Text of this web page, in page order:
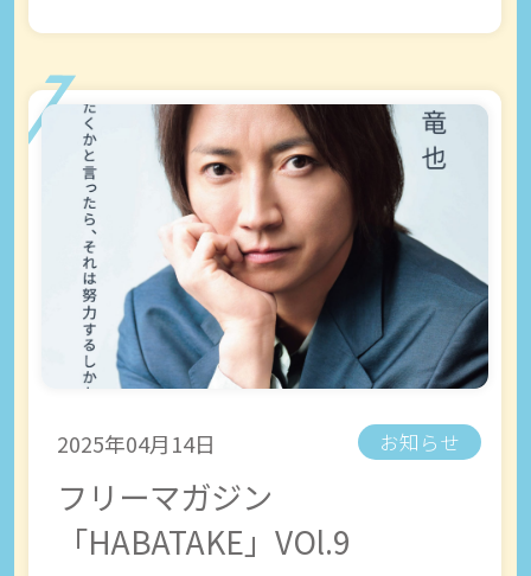
2025年04月14日 お知らせ
フリーマガジン
「HABATAKE」VOl.9